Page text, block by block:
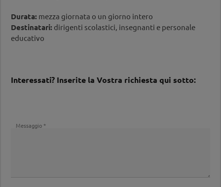
Durata: mezza giornata o un giorno intero
Destinatari: dirigenti scolastici, insegnanti e personale
educativo
Interessati? Inserite la Vostra richiesta qui sotto:
Messaggio